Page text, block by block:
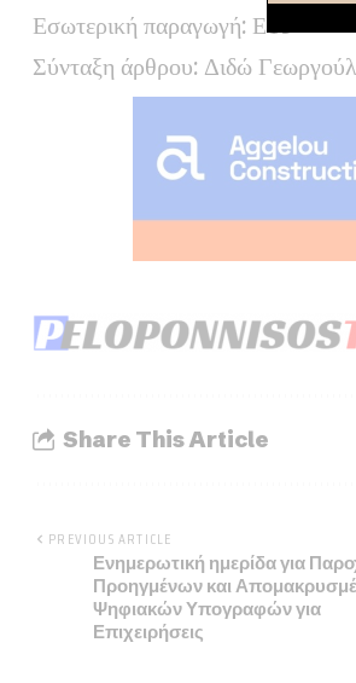
Εσωτερική παραγωγή: ΕΤ3
Σύνταξη άρθρου: Διδώ
Share This Article
PREVIOUS ARTICLE
Ενημερωτική ημερίδα για
Προηγμένων και
Ψηφιακών Υπογραφών για
Επιχειρήσεις